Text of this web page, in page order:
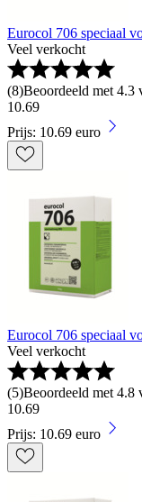
Eurocol 706 speciaal
Veel verkocht
(8)Beoordeeld met 4.3
10.69
Prijs: 10.69 euro
Eurocol 706 speciaal
Veel verkocht
(5)Beoordeeld met 4.8
10.69
Prijs: 10.69 euro